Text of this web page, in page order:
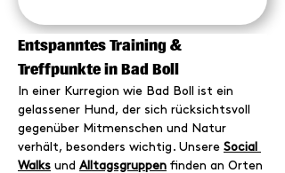
Entspanntes Training &
Treffpunkte in Bad Boll
In einer Kurregion wie Bad Boll ist ein
gelassener Hund, der sich rücksichtsvoll
gegenüber Mitmenschen und Natur
verhält, besonders wichtig. Unsere Social
Walks und Alltagsgruppen finden an Orten